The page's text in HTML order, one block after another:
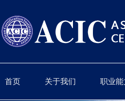
首页 关于我们 职业